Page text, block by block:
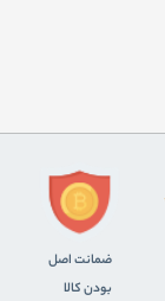
ضمانت اصل
بودن کالا